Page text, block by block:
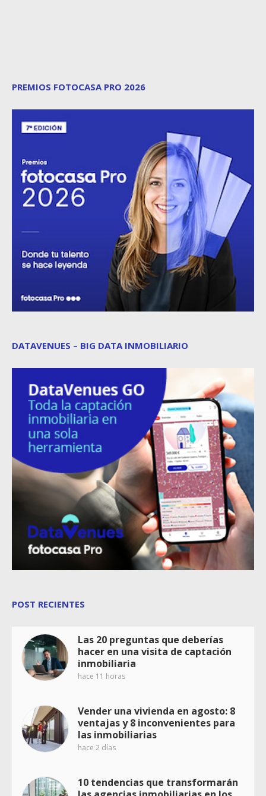
PREMIOS FOTOCASA PRO 2026
DATAVENUES – BIG DATA INMOBILIARIO
POST RECIENTES
Las 20 preguntas que deberías
hacer en una visita de captación
inmobiliaria
hace 11 horas
Vender una vivienda en agosto: 8
ventajas y 8 inconvenientes para
las inmobiliarias
hace 2 días
10 tendencias que transformarán